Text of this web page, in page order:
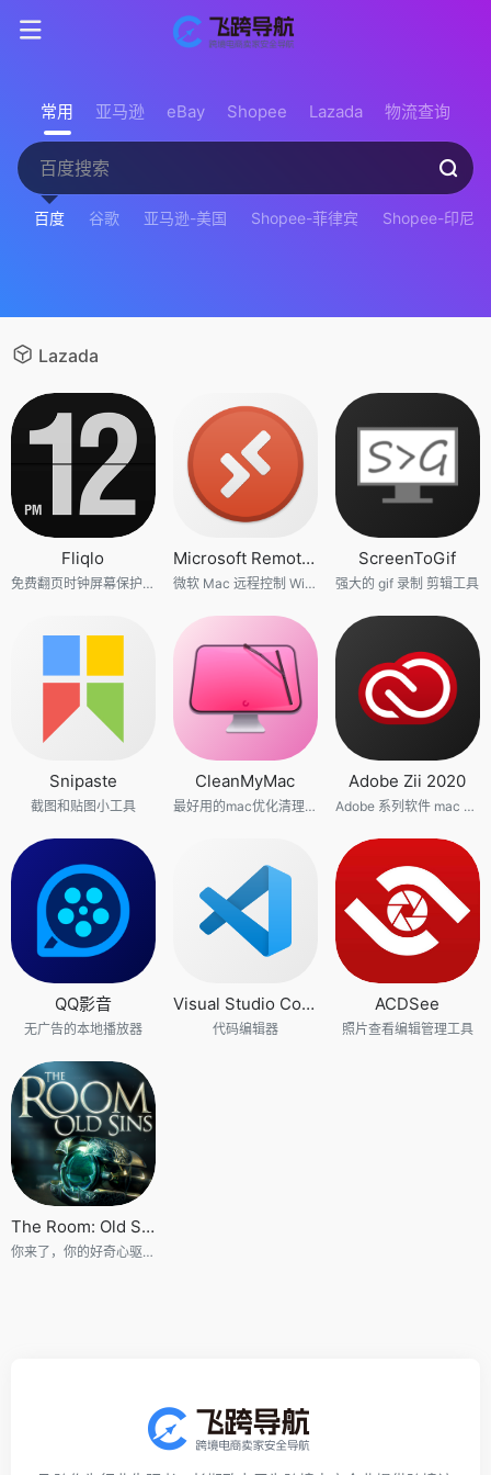
常用 亚马逊 eBay Shopee Lazada 物流查询
百度 谷歌 亚马逊-美国 Shopee-菲律宾 Shopee-印尼
Lazada
Fliqlo
免费翻页时钟屏幕保护程序
Microsoft Remote Desktop
微软 Mac 远程控制 Windows 软件
ScreenToGif
强大的 gif 录制 剪辑工具
Snipaste
截图和贴图小工具
CleanMyMac
最好用的mac优化清理工具
Adobe Zii 2020
Adobe 系列软件 mac os 激活工具
QQ影音
无广告的本地播放器
Visual Studio Code
代码编辑器
ACDSee
照片查看编辑管理工具
The Room: Old Sins
你来了，你的好奇心驱使你来到了这里。这里是《迷室》